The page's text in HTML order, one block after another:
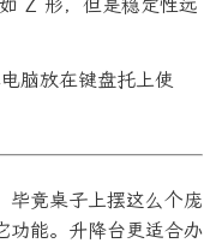
Z 形，但是稳定性远
脑放在键盘托上使
毕竟桌子上摆这么个庞
功能。升降台更适合办